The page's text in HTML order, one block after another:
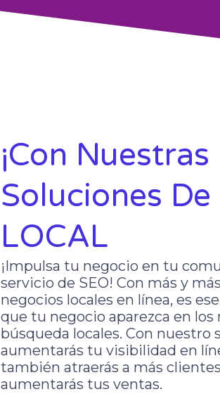
¡Con Nuestras
Soluciones De
LOCAL
¡Impulsa tu negocio en tu
servicio de SEO! Con más y
negocios locales en línea, es
que tu negocio aparezca en los
búsqueda locales. Con nuestro
aumentarás tu visibilidad en
también atraerás a más
aumentarás tus ventas.